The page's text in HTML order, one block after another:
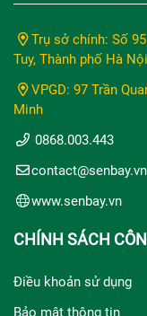
Trụ sở chính: Số
Tuy, Thành phố Hà
VPGD: 97 Trần
Minh
0868.003.443
contact@senbay.vn
www.senbay.vn
CHÍNH SÁCH
Điều khoản sử dụng
Bảo mật thông tin